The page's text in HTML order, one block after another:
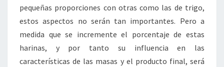
pequeñas proporciones con otras como las de trigo,
estos aspectos no serán tan importantes. Pero a
medida que se incremente el porcentaje de estas
harinas, y por tanto su influencia en las
características de las masas y el producto final, será